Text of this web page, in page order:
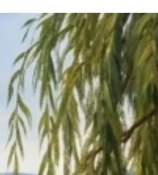
dificuldade de diálogo. Em meio a
culturais aceleradas, a tendência de atribuir ao
outro características, intenções ou emoções que
não reconhecemos em nós mesmos ganhou
e visibilidade. Esse mecanismo, descrito por
diferentes correntes da psicologia.